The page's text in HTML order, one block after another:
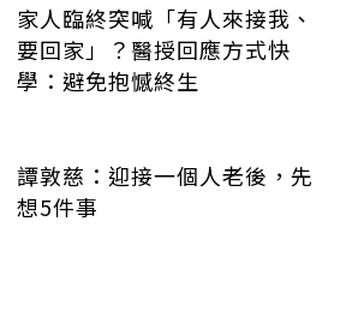
家人臨終突喊「有人來接我、
要回家」？醫授回應方式快
學：避免抱憾終生
譚敦慈：迎接一個人老後，先
想5件事